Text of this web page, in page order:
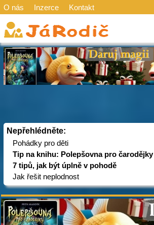
O nás Inzerce Kontakt
Nepřehlédněte:
Pohádky pro děti
Tip na knihu: Polepšovna pro čarodějky
7 tipů, jak být úplně v pohodě
Jak řešit neplodnost